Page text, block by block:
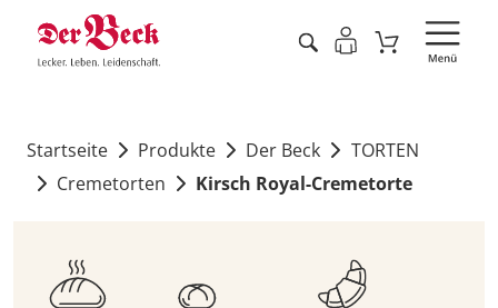
Startseite Produkte Der Beck
TORTEN
Cremetorten
Kirsch Royal-Cremetorte